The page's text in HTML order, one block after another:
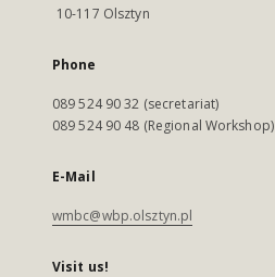
10-117 Olsztyn
Phone
089 524 90 32 (secretariat)
089 524 90 48 (Regional Workshop)
E-Mail
wmbc@wbp.olsztyn.pl
Visit us!